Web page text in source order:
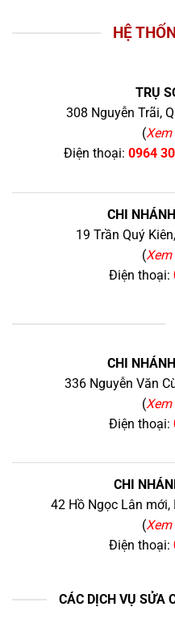
HỆ
TRỤ
308 Nguyễn Trãi,
(Xem
Điện thoại: 0964
CHI
19 Trần Quý
(Xem
Điện thoại:
CHI
336 Nguyễn Văn
(Xem
Điện thoại:
CHI
42 Hồ Ngọc Lân mới,
(Xem
Điện thoại:
CÁC DỊCH VỤ SỬA